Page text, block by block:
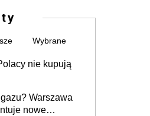
Wybrane
nie kupują
Warszawa
nowe